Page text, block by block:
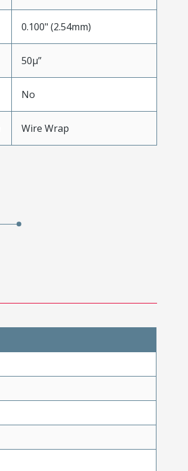
0.100" (2.54mm)
50µ”
No
Wire Wrap